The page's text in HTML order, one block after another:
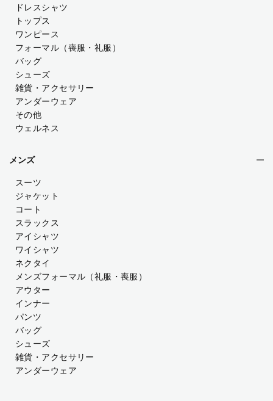
ドレスシャツ
トップス
ワンピース
フォーマル（喪服・礼服）
バッグ
シューズ
雑貨・アクセサリー
アンダーウェア
その他
ウェルネス
メンズ
スーツ
ジャケット
コート
スラックス
アイシャツ
ワイシャツ
ネクタイ
メンズフォーマル （礼服・喪服）
アウター
インナー
パンツ
バッグ
シューズ
雑貨・アクセサリー
アンダーウェア